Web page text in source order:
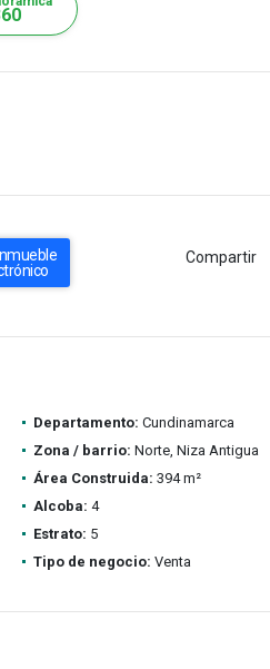
Compartir
Departamento: Cundinamarca
Zona / barrio: Norte, Niza Antigua
Área Construida: 394 m²
Alcoba: 4
Estrato: 5
Tipo de negocio: Venta